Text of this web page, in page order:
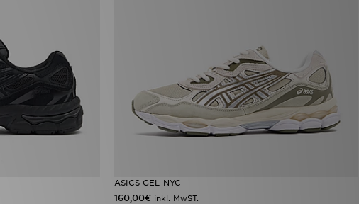
ASICS GEL-NYC
160,00€ inkl. MwST.